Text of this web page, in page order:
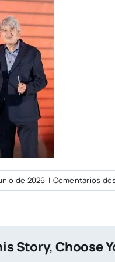
de 2026 | Comentarios
Story, Choose